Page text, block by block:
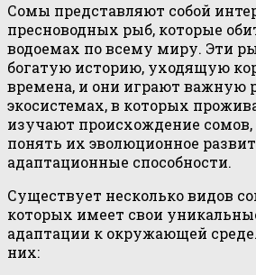
Сомы представляют собой
пресноводных рыб, которые
водоемах по всему миру. Эти
богатую историю, уходящую
времена, и они играют важную
экосистемах, в которых
изучают происхождение
понять их эволюционное
адаптационные способности.
Существует несколько видов
которых имеет свои
адаптации к окружающей
них: